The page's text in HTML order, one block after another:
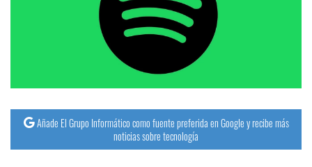
Trucos
Tutoriales
Añade El Grupo Informático como fuente preferida en Google y recibe más
noticias sobre tecnología